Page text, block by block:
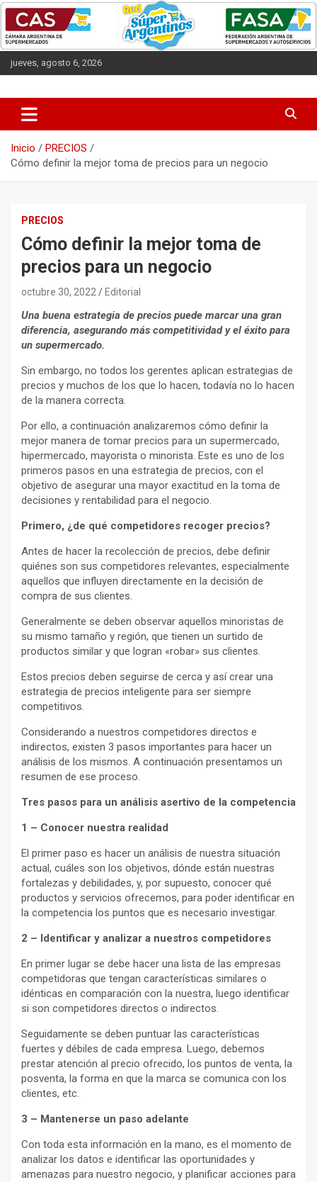
Saltar
contenido
jueves, agosto 6, 2026
CAS
Inicio
PRECIOS
Cómo definir la mejor toma de precios para un negocio
PRECIOS
Cómo definir la mejor toma de
precios para un negocio
octubre 30, 2022 Editorial
Una buena estrategia de precios puede marcar una gran
diferencia, asegurando más competitividad y el éxito para
un supermercado.
Sin embargo, no todos los gerentes aplican estrategias de
precios y muchos de los que lo hacen, todavía no lo hacen
de la manera correcta.
Por ello, a continuación analizaremos cómo definir la
mejor manera de tomar precios para un supermercado,
hipermercado, mayorista o minorista. Este es uno de los
primeros pasos en una estrategia de precios, con el
objetivo de asegurar una mayor exactitud en la toma de
decisiones y rentabilidad para el negocio.
Primero, ¿de qué competidores recoger precios?
Antes de hacer la recolección de precios, debe definir
quiénes son sus competidores relevantes, especialmente
aquellos que influyen directamente en la decisión de
compra de sus clientes.
Generalmente se deben observar aquellos minoristas de
su mismo tamaño y región, que tienen un surtido de
productos similar y que logran «robar» sus clientes.
Estos precios deben seguirse de cerca y así crear una
estrategia de precios inteligente para ser siempre
competitivos.
Considerando a nuestros competidores directos e
indirectos, existen 3 pasos importantes para hacer un
análisis de los mismos. A continuación presentamos un
resumen de ese proceso.
Tres pasos para un análisis asertivo de la competencia
1 – Conocer nuestra realidad
El primer paso es hacer un análisis de nuestra situación
actual, cuáles son los objetivos, dónde están nuestras
fortalezas y debilidades, y, por supuesto, conocer qué
productos y servicios ofrecemos, para poder identificar en
la competencia los puntos que es necesario investigar.
2 – Identificar y analizar a nuestros competidores
En primer lugar se debe hacer una lista de las empresas
competidoras que tengan características similares o
idénticas en comparación con la nuestra, luego identificar
si son competidores directos o indirectos.
Seguidamente se deben puntuar las características
fuertes y débiles de cada empresa. Luego, debemos
prestar atención al precio ofrecido, los puntos de venta, la
posventa, la forma en que la marca se comunica con los
clientes, etc.
3 – Mantenerse un paso adelante
Con toda esta información en la mano, es el momento de
analizar los datos e identificar las oportunidades y
amenazas para nuestro negocio, y planificar acciones para